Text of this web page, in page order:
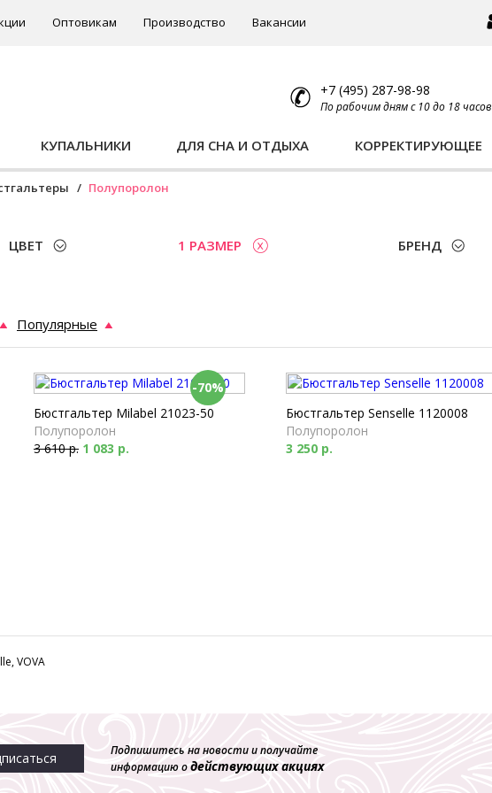
Оптовикам Производство Вакансии
+7 (495) 287-98-98
По рабочим дням с 10 до 18 часов
КУПАЛЬНИКИ ДЛЯ СНА И ОТДЫХА КОРРЕКТИРУЮЩЕЕ
Полупоролон
ЦВЕТ 1 РАЗМЕР БРЕНД
Популярные
-70%
Бюстгальтер Milabel 21023-50
Полупоролон
3 610 р. 1 083 р.
Бюстгальтер Senselle 1120008
Полупоролон
3 250 р.
VOVA
Подпишитесь на новости и получайте
информацию одействующих акциях